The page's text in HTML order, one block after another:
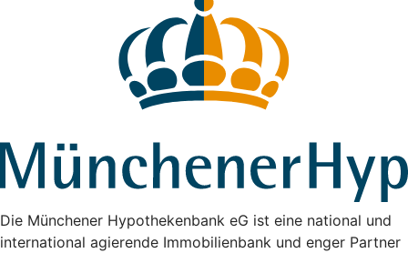
Die Münchener Hypothekenbank eG ist eine national und
international agierende Immobilienbank und enger Partner